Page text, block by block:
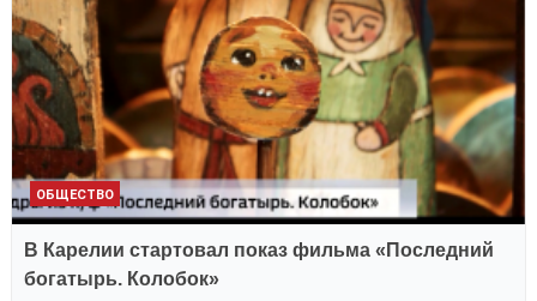
ОБЩЕСТВО
В Карелии стартовал показ фильма «Последний
богатырь. Колобок»